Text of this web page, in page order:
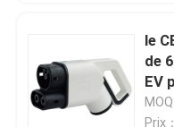
le
de
EV
C.C
Prix